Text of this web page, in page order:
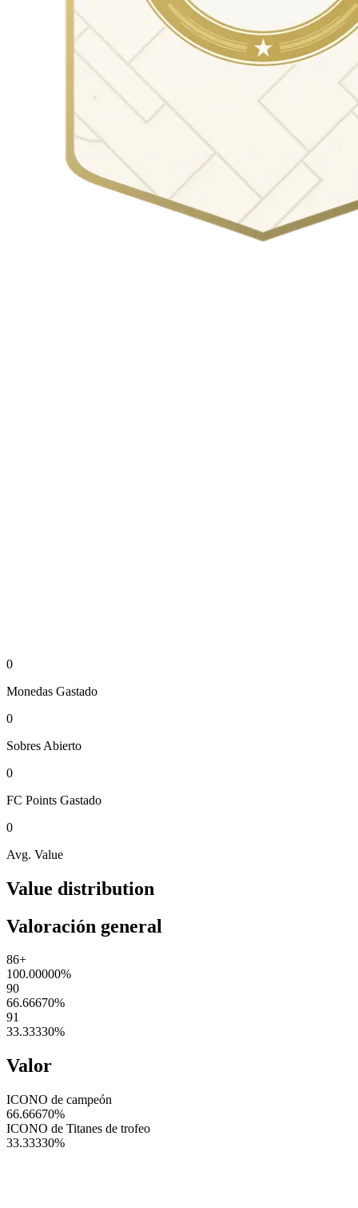
0
Monedas Gastado
0
Sobres Abierto
0
FC Points Gastado
0
Avg. Value
Value distribution
Valoración general
86+
100.00000%
90
66.66670%
91
33.33330%
Valor
ICONO de campeón
66.66670%
ICONO de Titanes de trofeo
33.33330%